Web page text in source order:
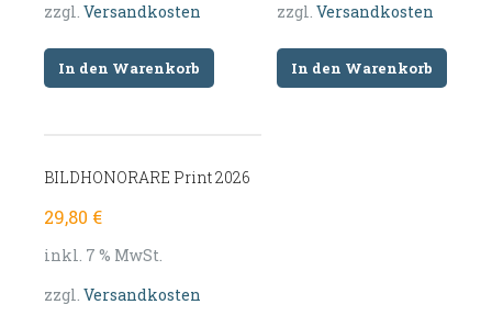
zzgl. Versandkosten
In den Warenkorb
zzgl.Versandkosten
In den Warenkorb
BILDHONORARE Print 2026
29,80 €
inkl. 7 % MwSt.
zzgl. Versandkosten